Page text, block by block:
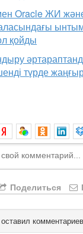
Oracle ЖИ
қойды
түрде
Поделиться